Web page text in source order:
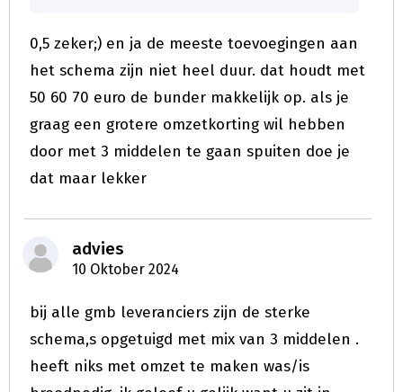
0,5 zeker;) en ja de meeste toevoegingen aan
het schema zijn niet heel duur. dat houdt met
50 60 70 euro de bunder makkelijk op. als je
graag een grotere omzetkorting wil hebben
door met 3 middelen te gaan spuiten doe je
dat maar lekker
advies
10 Oktober 2024
bij alle gmb leveranciers zijn de sterke
schema,s opgetuigd met mix van 3 middelen .
heeft niks met omzet te maken was/is